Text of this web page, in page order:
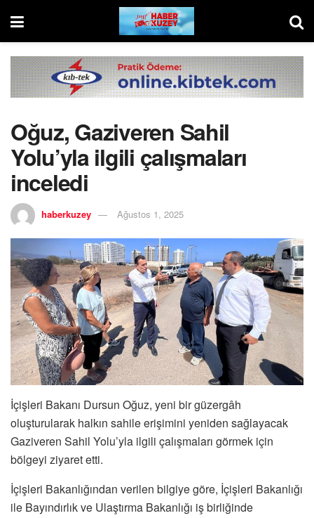
Oğuz, Gaziveren Sahil
Yolu’yla ilgili çalışmaları
inceledi
haberkuzey Ağustos 1, 2025
İçişleri Bakanı Dursun Oğuz, yeni bir güzergâh
oluşturularak halkın sahile erişimini yeniden sağlayacak
Gaziveren Sahil Yolu’yla ilgili çalışmaları görmek için
bölgeyi ziyaret etti.
İçişleri Bakanlığından verilen bilgiye göre, İçişleri Bakanlığı
ile Bayındırlık ve Ulaştırma Bakanlığı iş birliğinde